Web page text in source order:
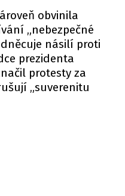
obvinila
„nebezpečné
násilí proti
prezidenta
protesty za
„suverenitu